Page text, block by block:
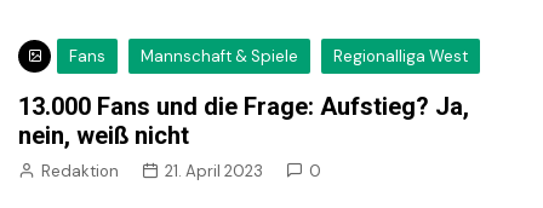
Fans Mannschaft & Spiele Regionalliga West
13.000 Fans und die Frage: Aufstieg? Ja,
nein, weiß nicht
Redaktion 21. April 2023 0